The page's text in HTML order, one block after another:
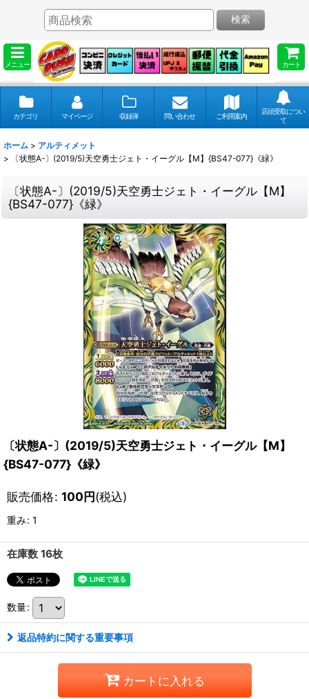
メニュー カート
検索
カテゴリ マイページ 収録弾 問い合わせ ご利用案内
店頭受取につい
て
ホーム > アルティメット
>
〔状態A-〕(2019/5)天空勇士ジェト・イーグル【M】{BS47-077}《緑》
〔状態A-〕(2019/5)天空勇士ジェト・イーグル【M】
{BS47-077}《緑》
〔状態A-〕(2019/5)天空勇士ジェト・イーグル【M】
{BS47-077}《緑》
販売価格: 100円(税込)
重み: 1
在庫数 16枚
数量:
返品特約に関する重要事項
カートに入れる